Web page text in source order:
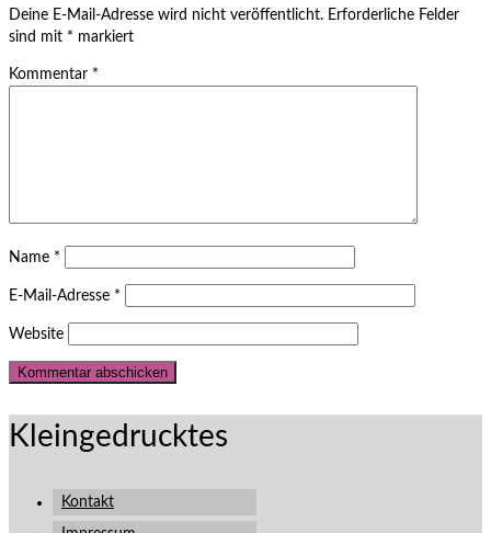
Deine E-Mail-Adresse wird nicht veröffentlicht. Erforderliche Felder
sind mit * markiert
Kommentar *
Name *
E-Mail-Adresse *
Website
Kleingedrucktes
Kontakt